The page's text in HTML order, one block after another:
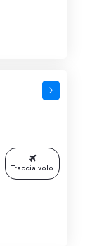
Traccia volo